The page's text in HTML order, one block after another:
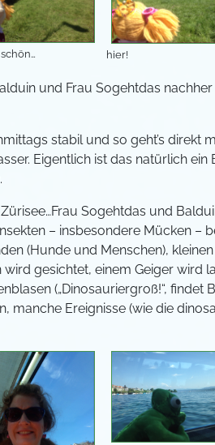
hier!
und Frau Sogehtdas nachher
stabil und so geht’s direkt
Eigentlich ist das natürlich
Sogehtdas und
– insbesondere Mücken –
(Hunde und Menschen),
wird gesichtet, einem Geiger
(„Dinosauriergroß!“, findet
manche Ereignisse (wie die